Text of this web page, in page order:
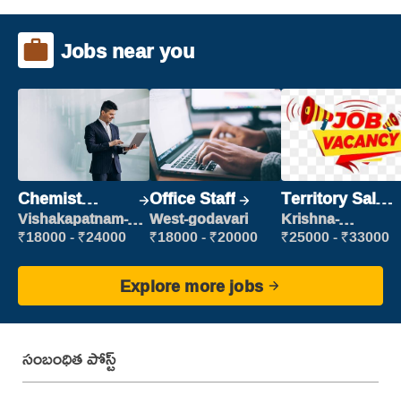
Jobs near you
Chemist
Production
Executive
Vishakapatnam-
new
₹18000 - ₹24000
Office Staff
West-godavari
₹18000 - ₹20000
Territory Sales
Manager
Krishna-
vijayawada
₹25000 - ₹33000
Explore more jobs
సంబంధిత పోస్ట్